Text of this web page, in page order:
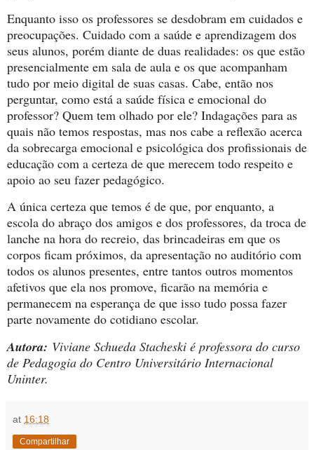
Enquanto isso os professores se desdobram em cuidados e
preocupações. Cuidado com a saúde e aprendizagem dos
seus alunos, porém diante de duas realidades: os que estão
presencialmente em sala de aula e os que acompanham
tudo por meio digital de suas casas. Cabe, então nos
perguntar, como está a saúde física e emocional do
professor? Quem tem olhado por ele? Indagações para as
quais não temos respostas, mas nos cabe a reflexão acerca
da sobrecarga emocional e psicológica dos profissionais de
educação com a certeza de que merecem todo respeito e
apoio ao seu fazer pedagógico.
A única certeza que temos é de que, por enquanto, a
escola do abraço dos amigos e dos professores, da troca de
lanche na hora do recreio, das brincadeiras em que os
corpos ficam próximos, da apresentação no auditório com
todos os alunos presentes, entre tantos outros momentos
afetivos que ela nos promove, ficarão na memória e
permanecem na esperança de que isso tudo possa fazer
parte novamente do cotidiano escolar.
Autora: Viviane Schueda Stacheski é professora do curso
de Pedagogia do Centro Universitário Internacional
Uninter.
at 16:18
Compartilhar